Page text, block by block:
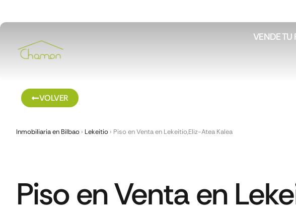
VENDE TU
VOLVER
Inmobiliaria en Bilbao › Lekeitio › Piso en Venta en Lekeitio,Eliz-Atea Kalea
Piso en Venta en